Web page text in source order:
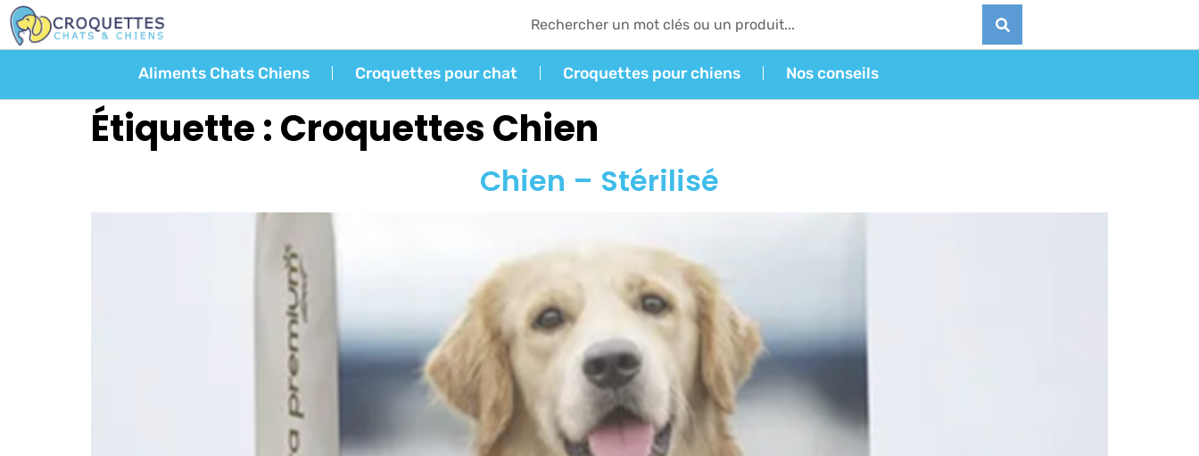
Aliments Chats Chiens Croquettes pour chat Croquettes pour chiens Nos conseils
Étiquette :Croquettes Chien
Chien – Stérilisé